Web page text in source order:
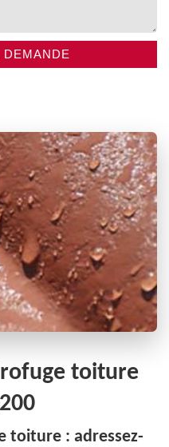
toiture
toiture : adressez-